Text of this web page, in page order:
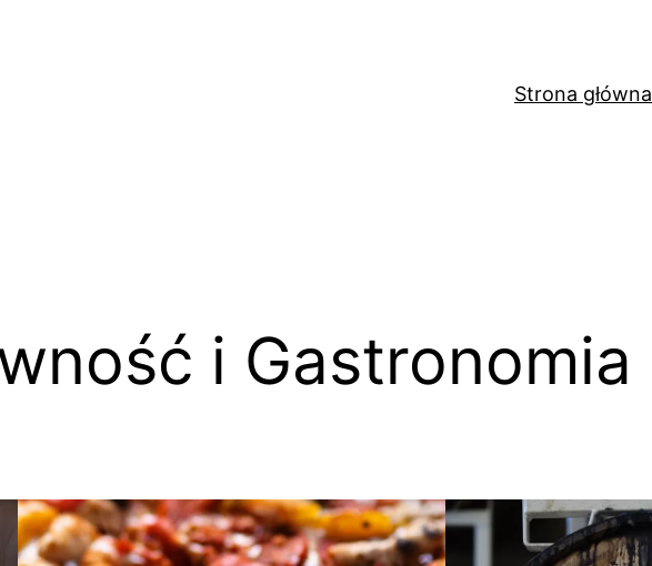
Strona główna
i Gastronomia